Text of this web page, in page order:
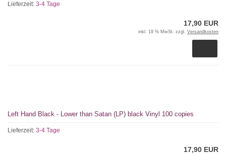
Lieferzeit: 3-4 Tage
17,90 EUR
inkl. 19 % MwSt. zzgl. Versandkosten
Left Hand Black - Lower than Satan (LP) black Vinyl 100 copies
Lieferzeit: 3-4 Tage
17,90 EUR